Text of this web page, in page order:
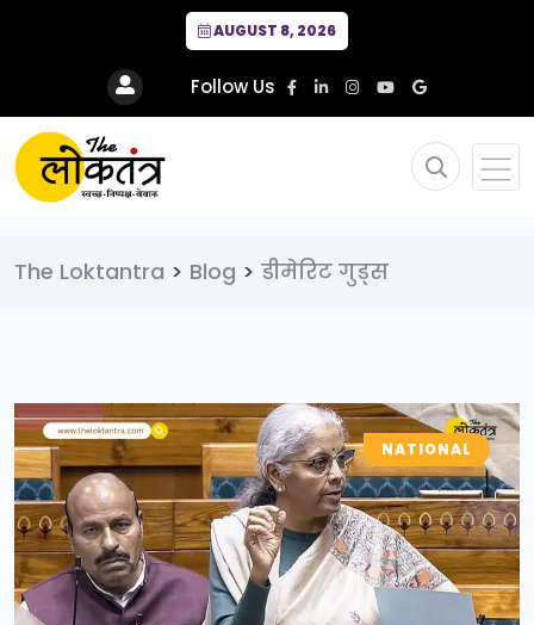
AUGUST 8, 2026
Follow Us
The Loktantra > Blog > डीमेरिट गुड्स
NATIONAL